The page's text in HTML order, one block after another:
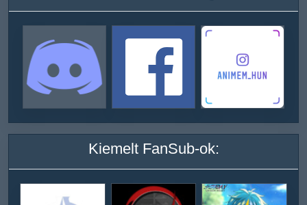
Kiemelt FanSub-ok: